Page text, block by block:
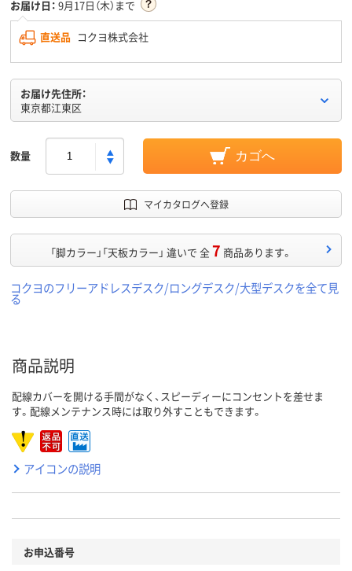
お届け日： 9月17日（木）まで
直送品 コクヨ株式会社
お届け先住所：
東京都江東区
数量 カゴへ
マイカタログへ登録
「脚カラー」「天板カラー」 違いで 全7 商品あります。
コクヨのフリーアドレスデスク/ロングデスク/大型デスクを全て見
る
商品説明
配線カバーを開ける手間がなく、スピーディーにコンセントを差せま
す。配線メンテナンス時には取り外すこともできます。
アイコンの説明
お申込番号